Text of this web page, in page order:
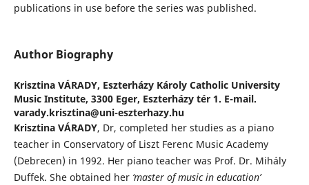
publications in use before the series was published.
Author Biography
Krisztina VÁRADY, Eszterházy Károly Catholic University
Music Institute, 3300 Eger, Eszterházy tér 1. E-mail.
varady.krisztina@uni-eszterhazy.hu
Krisztina VÁRADY, Dr, completed her studies as a piano
teacher in Conservatory of Liszt Ferenc Music Academy
(Debrecen) in 1992. Her piano teacher was Prof. Dr. Mihály
Duffek. She obtained her ‘master of music in education’